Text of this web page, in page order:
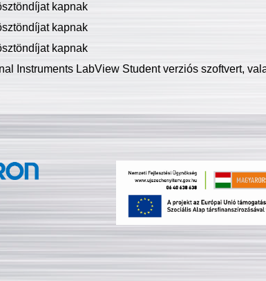
kapnak
kapnak
kapnak
Instruments LabView Student verziós szoftvert,